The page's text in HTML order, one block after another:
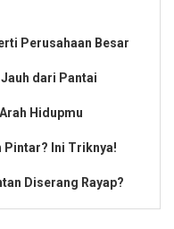
Perusahaan Besar
dari Pantai
Hidupmu
Pintar? Ini Triknya!
Diserang Rayap?